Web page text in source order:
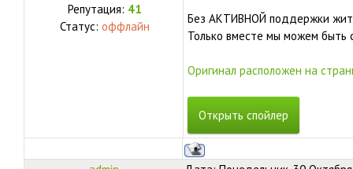
Репутация: 41
Статус: оффлайн
Без АКТИВНОЙ поддержки
Только вместе мы можем быть
Оригинал расположен на